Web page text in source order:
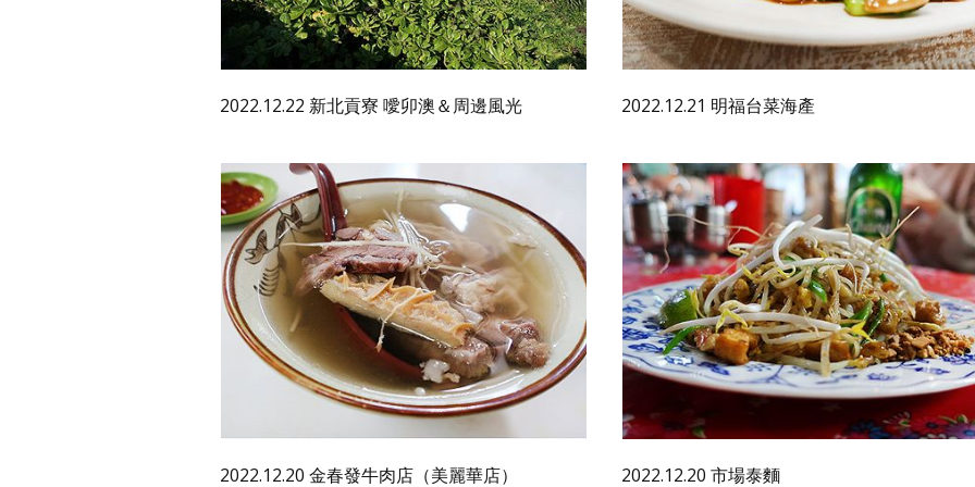
2022.12.22 新北貢寮 噯卯澳＆周邊風光 2022.12.21 明福台菜海產
2022.12.20 金春發牛肉店（美麗華店） 2022.12.20 市場泰麵